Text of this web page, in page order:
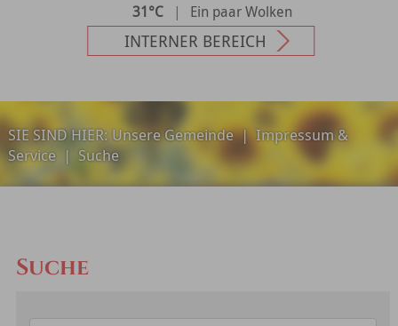
31°C | Ein paar Wolken
INTERNER BEREICH
SIE SIND HIER:Unsere Gemeinde|Impressum &
Service | Suche
Suche